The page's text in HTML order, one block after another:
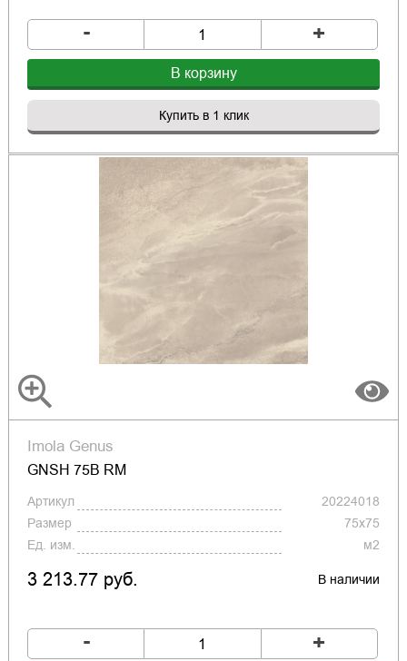
- +
В корзину
Купить в 1 клик
Imola Genus
GNSH 75B RM
Артикул
20224018
Размер
75x75
Ед. изм.
м2
3 213.77 руб. В наличии
- +